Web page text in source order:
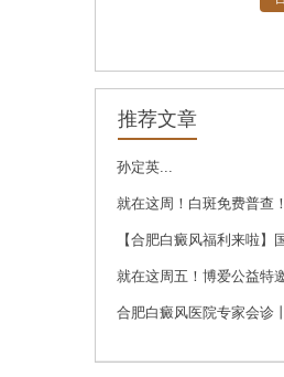
高
刘
业
推荐文章
孙定英...
就在这周！白斑免费普查
【合肥白癜风福利来啦】
就在这周五！博爱公益特
合肥白癜风医院专家会诊